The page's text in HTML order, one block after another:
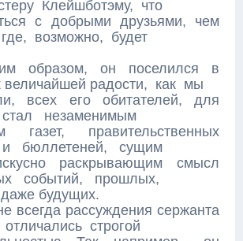
Клейшботэму, что
с добрыми друзьями, чем
возможно, будет
он поселился в
величайшей радости, как мы
всех его обитателей, для
незаменимым
газет, правительственных
бюллетеней, сущим
раскрывающим смысл
событий, прошлых,
будущих.
рассуждения сержанта
строгой